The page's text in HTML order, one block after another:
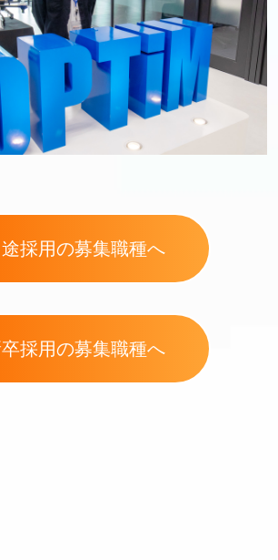
採用の募集職種へ
採用の募集職種へ